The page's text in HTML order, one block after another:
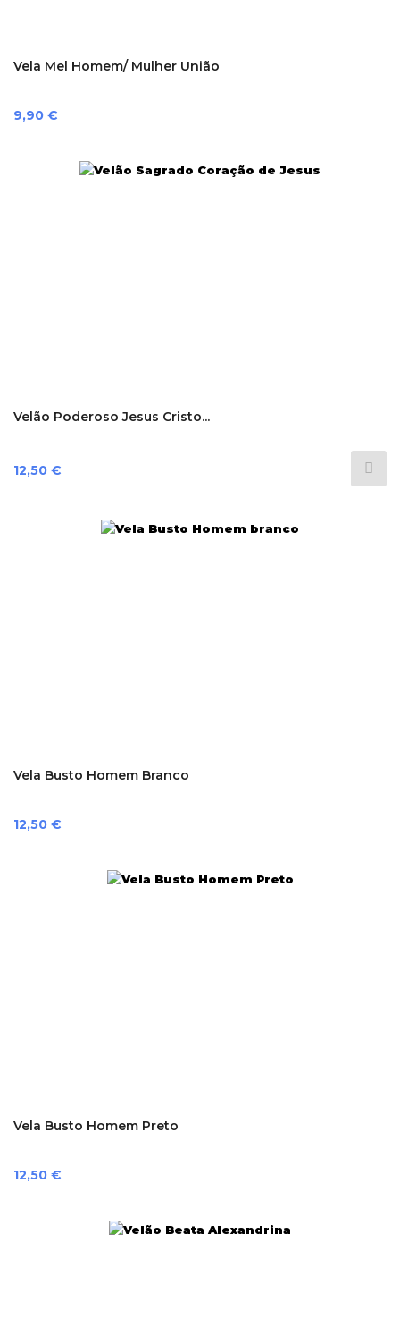
Vela Mel Homem/ Mulher União
Preço
9,90 €
Velão Poderoso Jesus Cristo...
Preço
12,50 €
Vela Busto Homem Branco
Preço
12,50 €
Vela Busto Homem Preto
Preço
12,50 €